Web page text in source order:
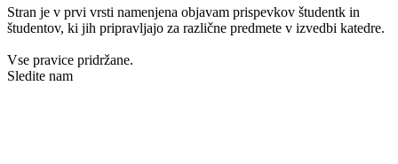
Stran je v prvi vrsti namenjena objavam prispevkov študentk in
študentov, ki jih pripravljajo za različne predmete v izvedbi katedre.
Vse pravice pridržane.
Sledite nam